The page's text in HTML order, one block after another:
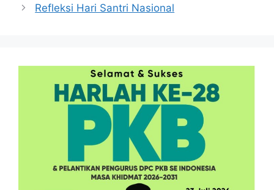
Refleksi Hari Santri Nasional